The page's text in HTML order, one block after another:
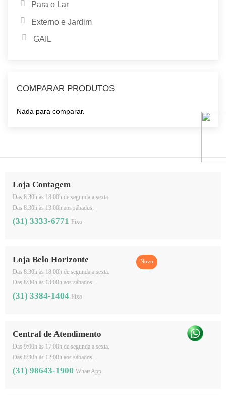
Para o Lar
Externo e Jardim
GAIL
COMPARAR PRODUTOS
Nada para comparar.
Loja Contagem
Das 8:30h às 18:00h de segunda a sexta.
Das 8:30h às 13:00h aos sábados.
(31) 3333-6771 Fixo
Loja Belo Horizonte
Das 8:30h às 18:00h de segunda a sexta.
Das 8:30h às 13:00h aos sábados.
(31) 3384-1404 Fixo
Central de Atendimento
Das 9:00h às 17:00h de segunda a sexta.
Das 8:30h às 12:00h aos sábados.
(31) 98643-1900 WhatsApp